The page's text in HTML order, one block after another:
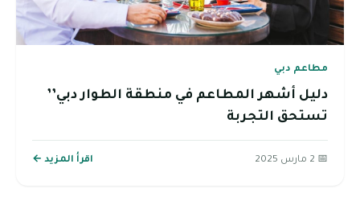
مطاعم دبي
دليل أشهر المطاعم في منطقة الطوار دبي’’
تستحق التجربة
📅 2 مارس 2025 اقرأ المزيد ←